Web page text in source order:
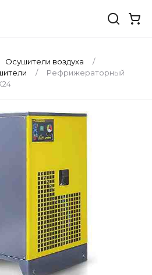
Осушители воздуха
Рефрижераторный